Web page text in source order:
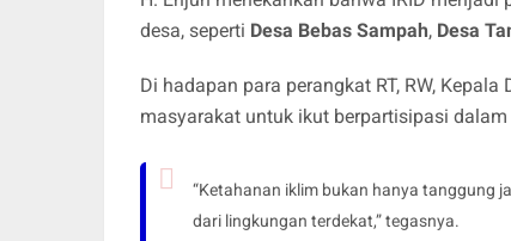
desa, seperti Desa Bebas Sampah, Desa
Di hadapan para perangkat RT, RW,
masyarakat untuk ikut berpartisipasi
“Ketahanan iklim bukan hanya tanggung
dari lingkungan terdekat,” tegasnya.